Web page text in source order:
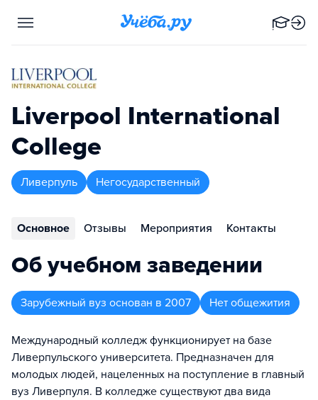
Liverpool International
College
Ливерпуль Негосударственный
Основное Отзывы Мероприятия Контакты
Об учебном заведении
Зарубежный вуз основан в 2007 Нет общежития
Международный колледж функционирует на базе
Ливерпульского университета. Предназначен для
молодых людей, нацеленных на поступление в главный
вуз Ливерпуля. В колледже существуют два вида